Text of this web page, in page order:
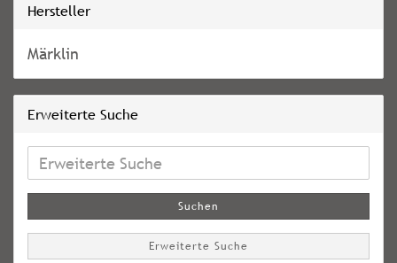
Hersteller
Märklin
Erweiterte Suche
Erweiterte
Suche
Suchen
Erweiterte Suche